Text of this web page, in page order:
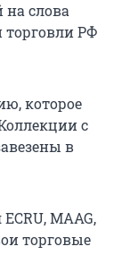
на слова
РФ
которое
с
в
MAAG,
торговые